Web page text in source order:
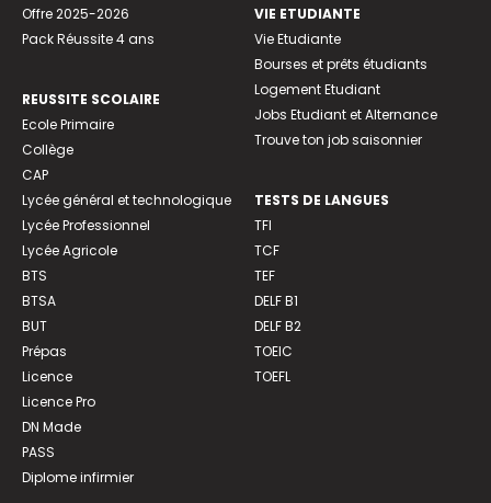
Offre 2025-2026
Pack Réussite 4 ans
REUSSITE SCOLAIRE
Ecole Primaire
Collège
CAP
Lycée général et technologique
Lycée Professionnel
Lycée Agricole
BTS
BTSA
BUT
Prépas
Licence
Licence Pro
DN Made
PASS
Diplome infirmier
VIE ETUDIANTE
Vie Etudiante
Bourses et prêts étudiants
Logement Etudiant
Jobs Etudiant et Alternance
Trouve ton job saisonnier
TESTS DE LANGUES
TFI
TCF
TEF
DELF B1
DELF B2
TOEIC
TOEFL